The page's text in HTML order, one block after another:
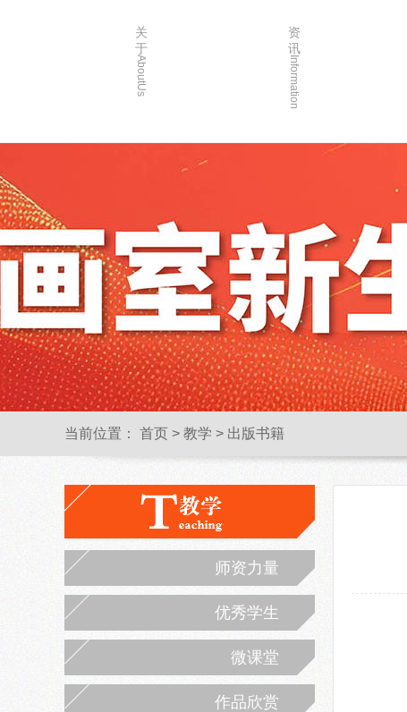
关
于
AboutUs
创始人介绍
资
讯
Information
当前位置： 首页 > 教学 > 出版书籍
师资力量
优秀学生
微课堂
作品欣赏